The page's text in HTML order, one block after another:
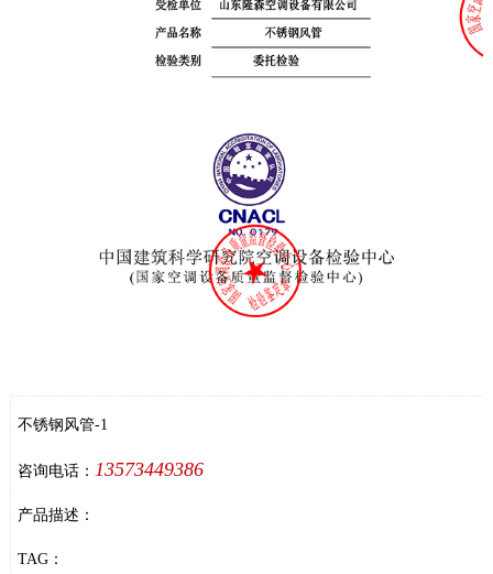
不锈钢风管-1
咨询电话： 13573449386
产品描述：
TAG：